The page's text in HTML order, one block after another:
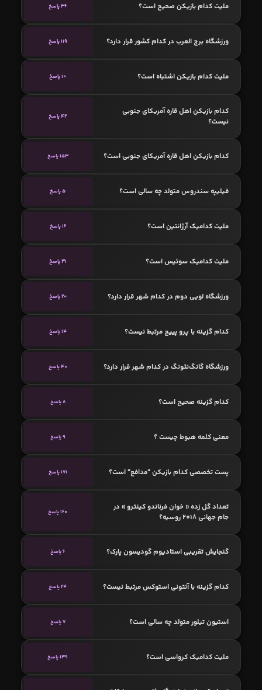
ملیت کدام بازیکن صحیح است؟ 36 پاسخ
ورزشگاه برج العرب در کدام کشور قرار دارد؟ 119 پاسخ
ملیت کدام بازیکن اشتباه است؟ 10 پاسخ
کدام بازیکن اهل قاره آمریکای جنوبی
نیست؟
42 پاسخ
کدام بازیکن اهل قاره آمریکای جنوبی است؟ 153 پاسخ
فیلیپه سندروس متولد چه سالی است؟ 5 پاسخ
ملیت کدامیک آرژانتین است؟ 16 پاسخ
ملیت کدامیک سوئیس است؟ 31 پاسخ
ورزشگاه لویی دوم در کدام شهر قرار دارد؟ 20 پاسخ
کدام گزینه با پرو پییچ مرتبط نیست؟ 14 پاسخ
ورزشگاه گانگ‌نئونگ در کدام شهر قرار دارد؟ 40 پاسخ
کدام گزینه صحیح است؟ 8 پاسخ
معنی کلمه هبوط چیست ؟ 9 پاسخ
پست تخصصی کدام بازیکن "مدافع" است؟ 171 پاسخ
تعداد گل زده « خوان فرناندو کینترو » در
جام جهانی 2018 روسیه؟
160 پاسخ
گنجایش تقریبی استادیوم گودیسون پارک؟ 6 پاسخ
کدام گزینه با آنتونی استوکس مرتبط نیست؟ 24 پاسخ
استیون تیلور متولد چه سالی است؟ 7 پاسخ
ملیت کدامیک کرواسی است؟ 139 پاسخ